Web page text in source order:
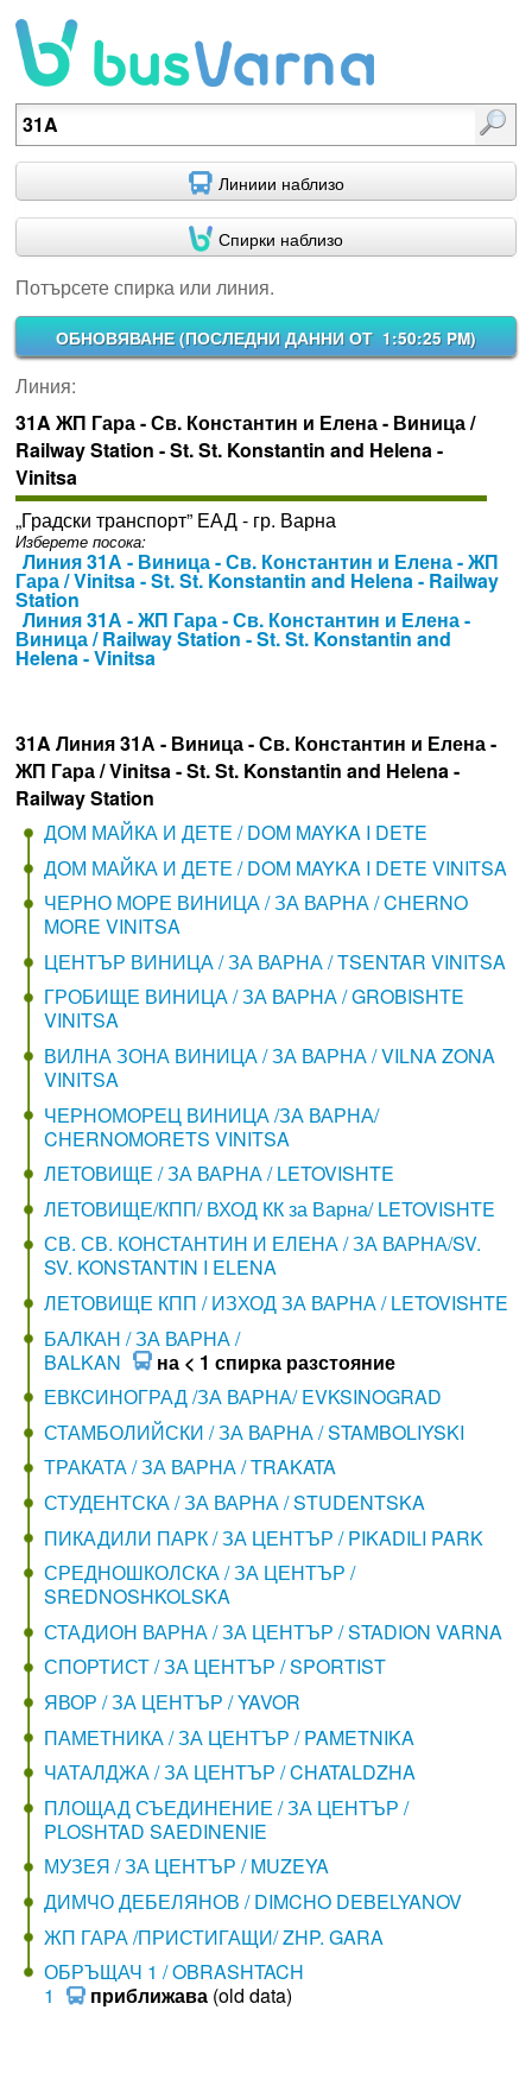
Потърсете спирка или линия.
Линиии наблизо
Спирки наблизо
Потърсете спирка или линия.
ОБНОВЯВАНЕ (ПОСЛЕДНИ ДАННИ ОТ 1:50:25 PM)
Линия:
31A ЖП Гара - Св. Константин и Елена - Виница /
Railway Station - St. St. Konstantin and Helena -
Vinitsa
„Градски транспорт” ЕАД - гр. Варна
Изберете посока:
Линия 31А - Виница - Св. Константин и Елена - ЖП
Гара / Vinitsa - St. St. Konstantin and Helena - Railway
Station
Линия 31А - ЖП Гара - Св. Константин и Елена -
Виница / Railway Station - St. St. Konstantin and
Helena - Vinitsa
31A Линия 31А - Виница - Св. Константин и Елена -
ЖП Гара / Vinitsa - St. St. Konstantin and Helena -
Railway Station
ДОМ МАЙКА И ДЕТЕ / DOM MAYKA I DETE
ДОМ МАЙКА И ДЕТЕ / DOM MAYKA I DETE VINITSA
ЧЕРНО МОРЕ ВИНИЦА / ЗА ВАРНА / CHERNO
MORE VINITSA
ЦЕНТЪР ВИНИЦА / ЗА ВАРНА / TSENTAR VINITSA
ГРОБИЩЕ ВИНИЦА / ЗА ВАРНА / GROBISHTE
VINITSA
ВИЛНА ЗОНА ВИНИЦА / ЗА ВАРНА / VILNA ZONA
VINITSA
ЧЕРНОМОРЕЦ ВИНИЦА /ЗА ВАРНА/
CHERNOMORETS VINITSA
ЛЕТОВИЩЕ / ЗА ВАРНА / LETOVISHTE
ЛЕТОВИЩЕ/КПП/ ВХОД КК за Варна/ LETOVISHTE
СВ. СВ. КОНСТАНТИН И ЕЛЕНА / ЗА ВАРНА/SV.
SV. KONSTANTIN I ELENA
ЛЕТОВИЩЕ КПП / ИЗХОД ЗА ВАРНА / LETOVISHTE
БАЛКАН / ЗА ВАРНА /
BALKAN
на < 1 спирка разстояние
ЕВКСИНОГРАД /ЗА ВАРНА/ EVKSINOGRAD
СТАМБОЛИЙСКИ / ЗА ВАРНА / STAMBOLIYSKI
ТРАКАТА / ЗА ВАРНА / TRAKATA
СТУДЕНТСКА / ЗА ВАРНА / STUDENTSKA
ПИКАДИЛИ ПАРК / ЗА ЦЕНТЪР / PIKADILI PARK
СРЕДНОШКОЛСКА / ЗА ЦЕНТЪР /
SREDNOSHKOLSKA
СТАДИОН ВАРНА / ЗА ЦЕНТЪР / STADION VARNA
СПОРТИСТ / ЗА ЦЕНТЪР / SPORTIST
ЯВОР / ЗА ЦЕНТЪР / YAVOR
ПАМЕТНИКА / ЗА ЦЕНТЪР / PAMETNIKA
ЧАТАЛДЖА / ЗА ЦЕНТЪР / CHATALDZHA
ПЛОЩАД СЪЕДИНЕНИЕ / ЗА ЦЕНТЪР /
PLOSHTAD SAEDINENIE
МУЗЕЯ / ЗА ЦЕНТЪР / MUZEYA
ДИМЧО ДЕБЕЛЯНОВ / DIMCHO DEBELYANOV
ЖП ГАРА /ПРИСТИГАЩИ/ ZHP. GARA
ОБРЪЩАЧ 1 / OBRASHTACH
1
приближава(old data)